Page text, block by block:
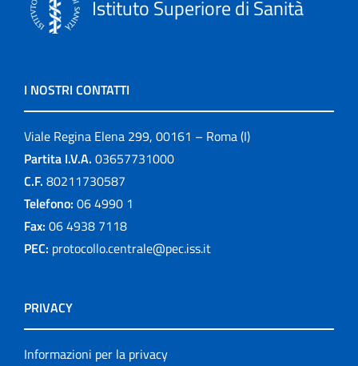
Istituto Superiore di Sanità
I NOSTRI CONTATTI
Viale Regina Elena 299, 00161 – Roma (I)
Partita I.V.A. 03657731000
C.F. 80211730587
Telefono: 06 4990 1
Fax: 06 4938 7118
PEC: protocollo.centrale@pec.iss.it
PRIVACY
Informazioni per la privacy